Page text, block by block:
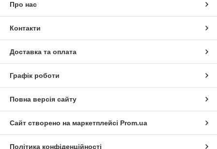
Про нас
Контакти
Доставка та оплата
Графік роботи
Повна версія сайту
Сайт створено на маркетплейсі Prom.ua
Політика конфіденційності